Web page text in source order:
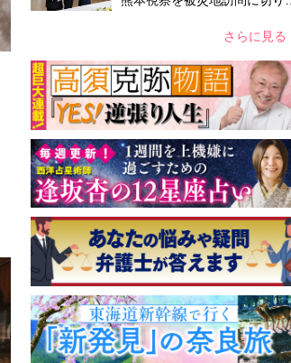
夫妻から受け継ぐ“国民への寄
さらに見る